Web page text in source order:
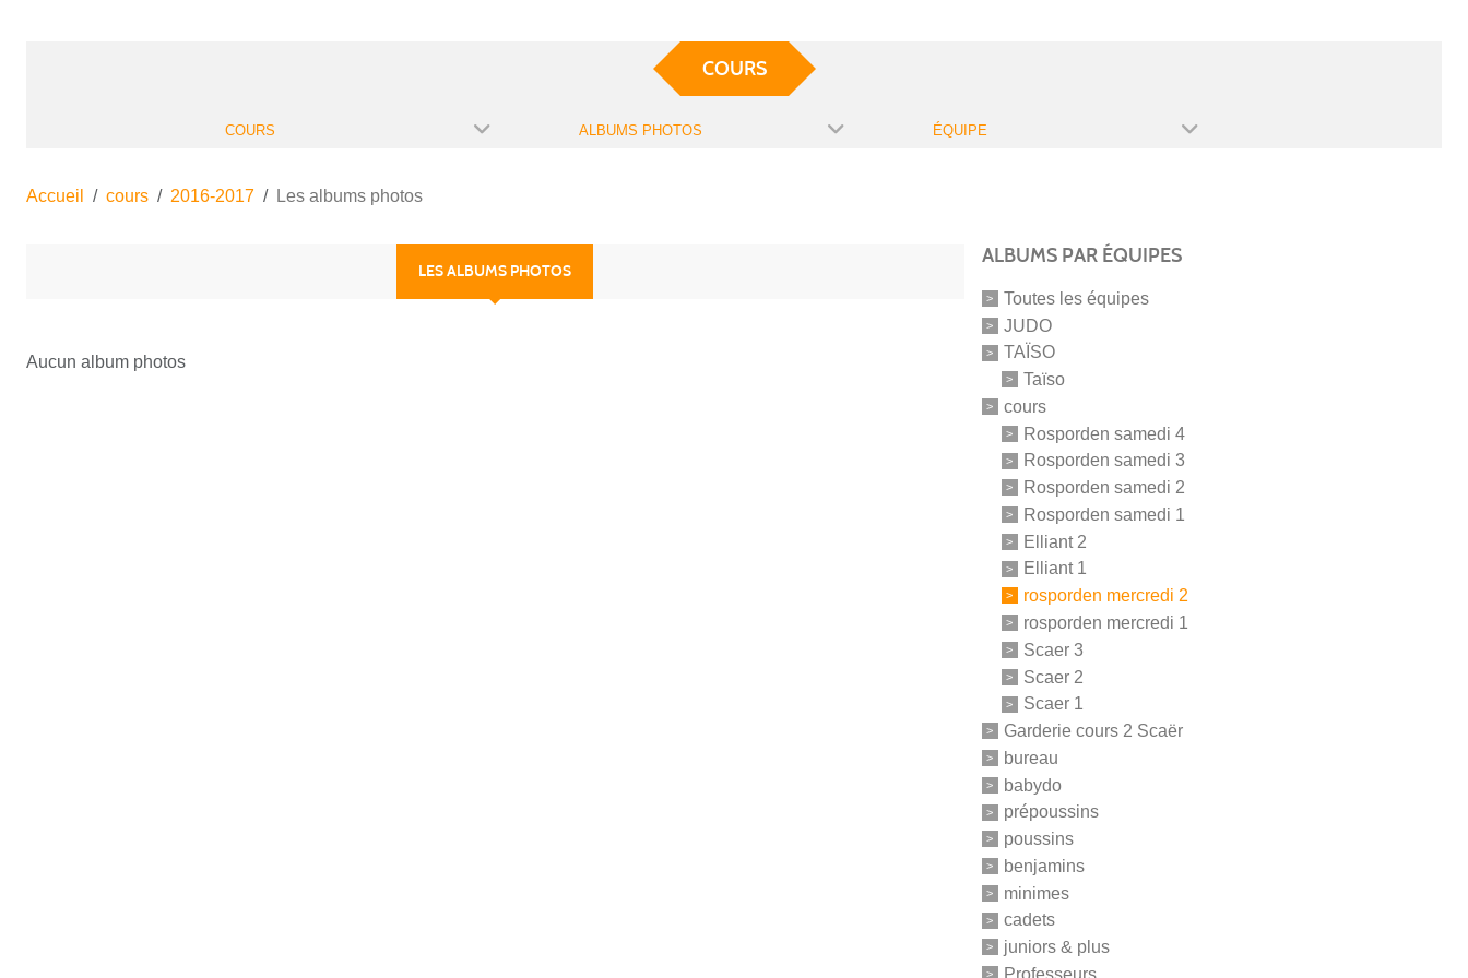
COURS
COURS ALBUMS PHOTOS ÉQUIPE
Accueil cours 2016-2017 Les albums photos
LES ALBUMS PHOTOS
Aucun album photos
ALBUMS PAR ÉQUIPES
Toutes les équipes
JUDO
TAÏSO
Taïso
cours
Rosporden samedi 4
Rosporden samedi 3
Rosporden samedi 2
Rosporden samedi 1
Elliant 2
Elliant 1
rosporden mercredi 2
rosporden mercredi 1
Scaer 3
Scaer 2
Scaer 1
Garderie cours 2 Scaër
bureau
babydo
prépoussins
poussins
benjamins
minimes
cadets
juniors & plus
Professeurs